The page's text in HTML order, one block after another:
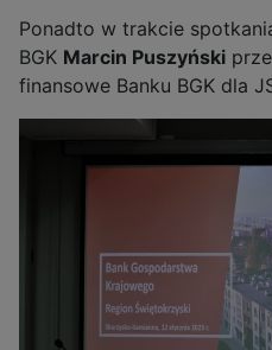
Ponadto w trakcie
BGK Marcin Puszyński
finansowe Banku BGK dla